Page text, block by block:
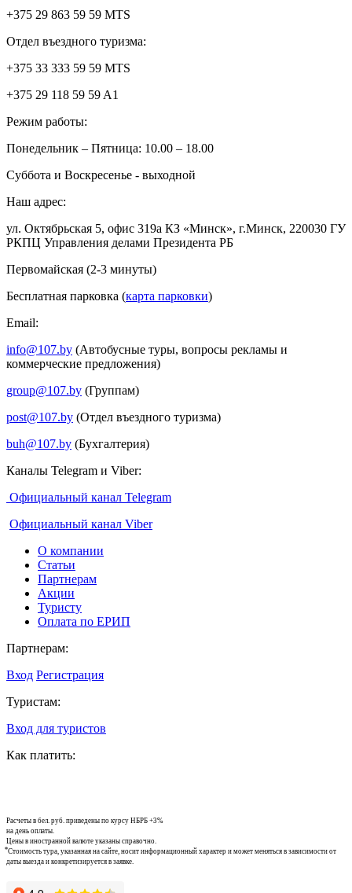
+375 29 863 59 59 MTS
Отдел въездного туризма:
+375 33 333 59 59 MTS
+375 29 118 59 59 A1
Режим работы:
Понедельник – Пятница: 10.00 – 18.00
Суббота и Воскресенье - выходной
Наш адрес:
ул. Октябрьская 5, офис 319а КЗ «Минск», г.Минск, 220030 ГУ
РКПЦ Управления делами Президента РБ
Первомайская (2-3 минуты)
Бесплатная парковка (карта парковки)
Email:
info@107.by (Автобусные туры, вопросы рекламы и
коммерческие предложения)
group@107.by (Группам)
post@107.by (Отдел въездного туризма)
buh@107.by (Бухгалтерия)
Каналы Telegram и Viber:
Официальный канал Telegram
Официальный канал Viber
О компании
Статьи
Партнерам
Акции
Туристу
Оплата по ЕРИП
Партнерам:
Вход Регистрация
Туристам:
Вход для туристов
Как платить:
Расчеты в бел. руб. приведены по курсу НБРБ +3%
на день оплаты.
Цены в иностранной валюте указаны справочно.
⃰ Стоимость тура, указанная на сайте, носит информационный характер и может меняться в зависимости от
даты выезда и конкретизируется в заявке.